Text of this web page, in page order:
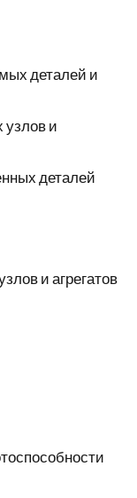
деталей и
и
деталей
и агрегатов